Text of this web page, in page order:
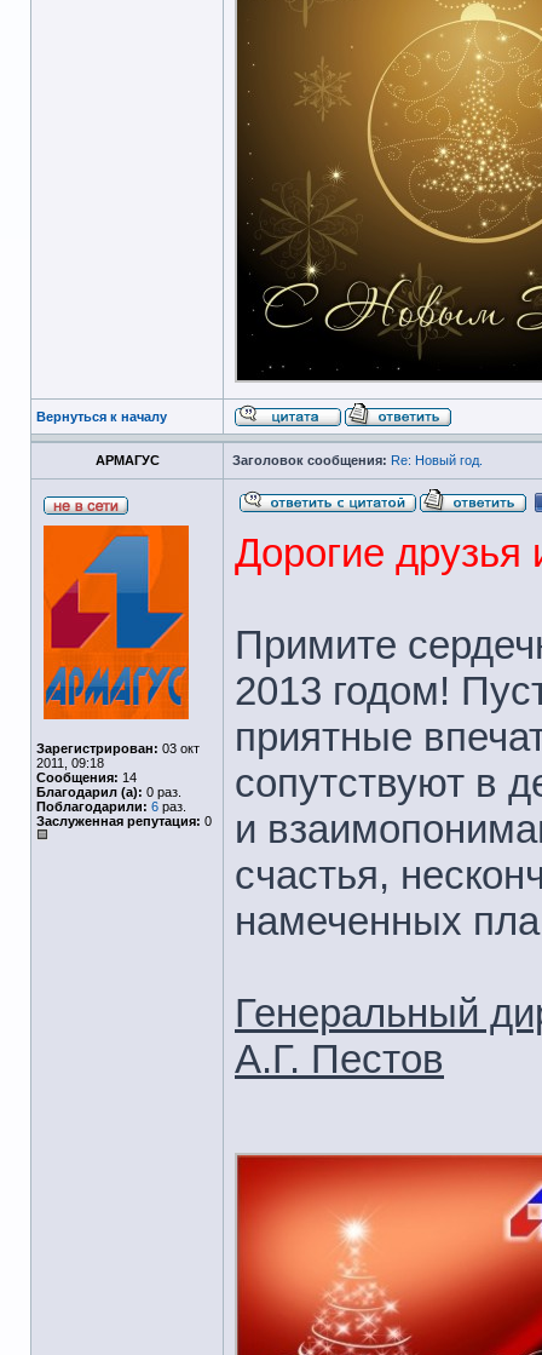
Вернуться к началу
АРМАГУС Заголовок сообщения: Re: Новый год.
Зарегистрирован: 03 окт
2011, 09:18
Сообщения: 14
Благодарил (а): 0 раз.
Поблагодарили: 6 раз.
Заслуженная репутация: 0
Дорогие друзья
Примите
2013 годом!
приятные
сопутствуют в
и
счастья,
намеченных
Генеральный
А.Г. Пестов